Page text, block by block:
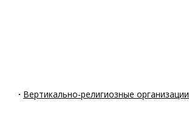
· Вертикально-религиозные организации